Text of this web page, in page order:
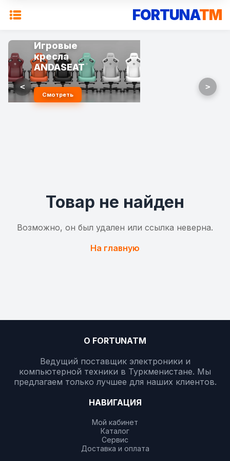
FORTUNATM
Игровые
кресла
ANDASEAT
Смотреть
< >
Товар не найден
Возможно, он был удален или ссылка неверна.
На главную
О FORTUNATM
Ведущий поставщик электроники и
компьютерной техники в Туркменистане. Мы
предлагаем только лучшее для наших клиентов.
НАВИГАЦИЯ
Мой кабинет
Каталог
Сервис
Доставка и оплата